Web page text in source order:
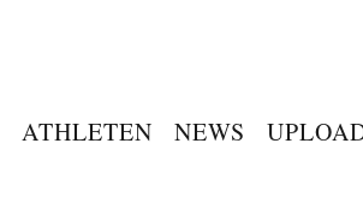
ATHLETEN NEWS